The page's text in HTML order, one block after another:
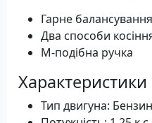
Гарне
Два способи
М-подібна ручка
Характеристики
Тип двигуна: